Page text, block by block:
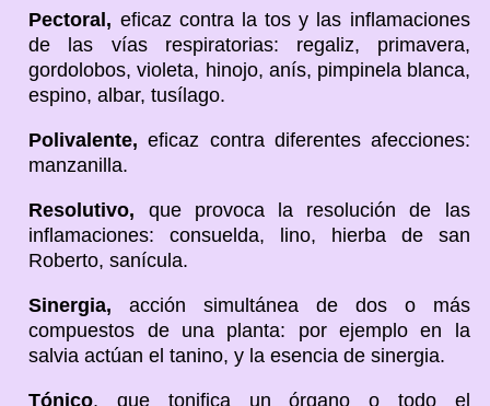
Pectoral, eficaz contra la tos y las inflamaciones
de las vías respiratorias: regaliz, primavera,
gordolobos, violeta, hinojo, anís, pimpinela blanca,
espino, albar, tusílago.
Polivalente,eficaz contra diferentes afecciones:
manzanilla.
Resolutivo, que provoca la resolución de las
inflamaciones: consuelda, lino, hierba de san
Roberto, sanícula.
Sinergia,acción simultánea de dos o más
compuestos de una planta: por ejemplo en la
salvia actúan el tanino, y la esencia de sinergia.
Tónico, que tonifica un órgano o todo el